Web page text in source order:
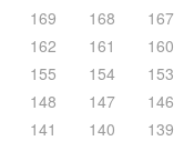
169 168 167
162 161 160
155 154 153
148 147 146
141 140 139